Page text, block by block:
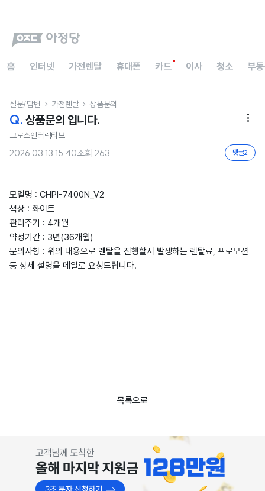
홈 인터넷 가전렌탈 휴대폰 카드 이사 청소 부
질문/답변  가전렌탈  상품문의
Q. 상품문의 입니다. 
그로스인터랙티브
2026.03.13 15:40조회 263 댓글2
모델명 : CHPI-7400N_V2
색상 : 화이트
관리주기 : 4개월
약정기간 : 3년(36개월)
문의사항 : 위의 내용으로 렌탈을 진행할시 발생하는 렌탈료, 프로모션
등 상세 설명을 메일로 요청드립니다.
목록으로